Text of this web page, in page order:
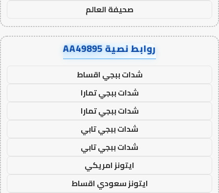
صحيفة العالم
روابط نصية AA49895
شدات ببجي اقساط
شدات ببجي تمارا
شدات ببجي تمارا
شدات ببجي تابي
شدات ببجي تابي
ايتونز امريكي
ايتونز سعودي اقساط